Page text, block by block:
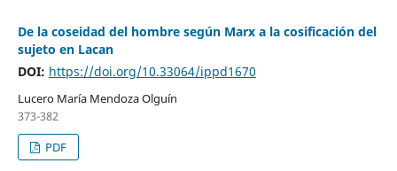
De la coseidad del hombre según Marx a la cosificación del
sujeto en Lacan
DOI: https://doi.org/10.33064/ippd1670
Lucero María Mendoza Olguín
373-382
PDF